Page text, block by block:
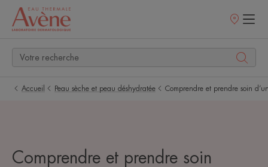
Points
Accueil Peau sèche et peau déshydratée Comprendre et prendre soin
Comprendre et prendre soin